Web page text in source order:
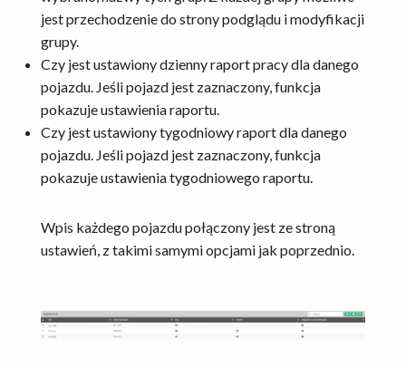
jest przechodzenie do strony podglądu i modyfikacji
grupy.
Czy jest ustawiony dzienny raport pracy dla danego
pojazdu. Jeśli pojazd jest zaznaczony, funkcja
pokazuje ustawienia raportu.
Czy jest ustawiony tygodniowy raport dla danego
pojazdu. Jeśli pojazd jest zaznaczony, funkcja
pokazuje ustawienia tygodniowego raportu.
Wpis każdego pojazdu połączony jest ze stroną
ustawień, z takimi samymi opcjami jak poprzednio.